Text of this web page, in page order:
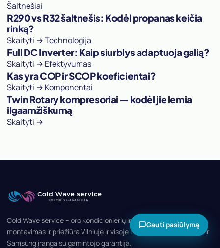
Šaltnešiai
R290 vs R32 šaltnešis: Kodėl propanas keičia
rinką?
Skaityti →Technologija
Full DC Inverter: Kaip siurblys adaptuoja galią?
Skaityti → Efektyvumas
Kas yra COP ir SCOP koeficientai?
Skaityti → Komponentai
Twin Rotary kompresoriai — kodėl jie lemia
ilgaamžiškumą
Skaityti →
Cold Wave service – oro kondicionierių ir šilumos siurblių prekyba,
montavimas ir priežiūra Vilniuje ir visoje Lietuvoje. Daikin, Midea ir
Samsung įranga su gamintojo garantija.
Gauti pasiūlymą